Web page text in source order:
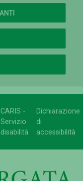
CARIS -
Servizio
disabilità
Dichiarazione
di
accessibilità